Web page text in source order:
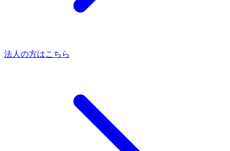
法人の方はこちら